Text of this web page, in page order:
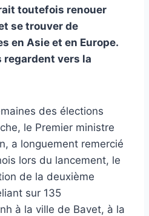
toutefois renouer
se trouver de
en Asie et en Europe.
regardent vers la
des élections
le Premier ministre
a longuement remercié
lors du lancement, le
de la deuxième
sur 135
à la ville de Bavet, à la